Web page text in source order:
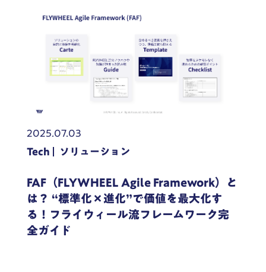
2025.07.03
Tech
ソリューション
FAF（FLYWHEEL Agile Framework）と
は？ “標準化×進化”で価値を最大化す
る！フライウィール流フレームワーク完
全ガイド